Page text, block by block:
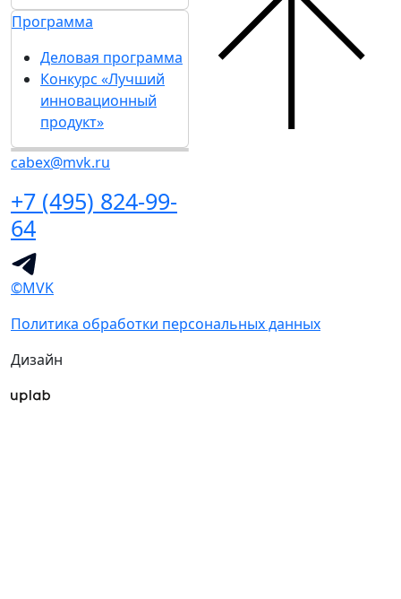
Программа
Деловая программа
Конкурс «Лучший
инновационный
продукт»
cabex@mvk.ru
+7 (495) 824-99-
64
©MVK
Политика обработки персональных данных
Дизайн